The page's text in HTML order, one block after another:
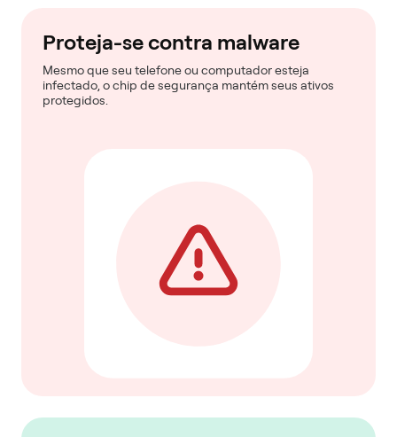
Proteja-se contra malware
Mesmo que seu telefone ou computador esteja
infectado, o chip de segurança mantém seus ativos
protegidos.